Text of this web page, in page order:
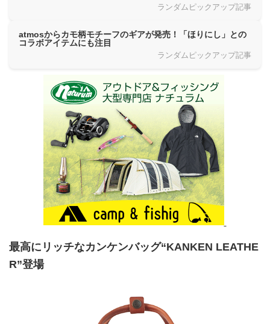
ランダムピックアップ記事
atmosからカモ柄モチーフのギアが発売！「ほりにし」との
コラボアイテムにも注目
ランダムピックアップ記事
最高にリッチなカンケンバッグ“KANKEN LEATHE
R”登場